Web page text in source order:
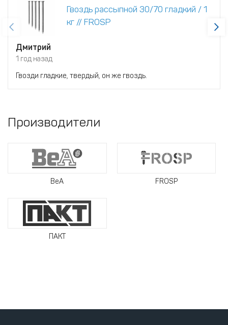
Гвоздь рассыпной 30/70 гладкий / 1
кг // FROSP
Дмитрий
1 год назад
Гвозди гладкие, твердый, он же гвоздь.
Производители
BeA FROSP
ПАКТ